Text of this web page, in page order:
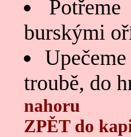
burskými
troubě, do
nahoru
ZPĚT do